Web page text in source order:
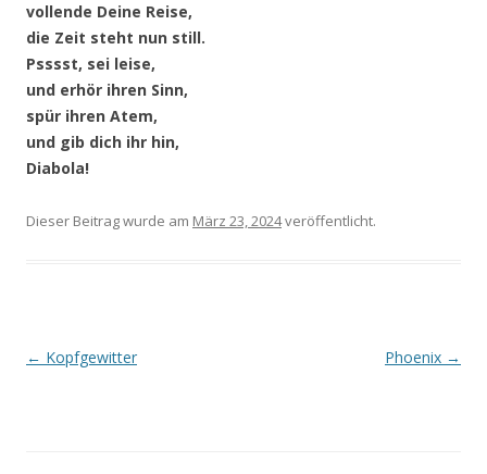
vollende Deine Reise,
die Zeit steht nun still.
Psssst, sei leise,
und erhör ihren Sinn,
spür ihren Atem,
und gib dich ihr hin,
Diabola!
Dieser Beitrag wurde am März 23, 2024veröffentlicht.
Beitragsnavigation
← Kopfgewitter Phoenix →